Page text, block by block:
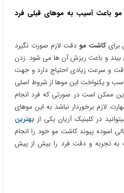
باعث آسیب به موهای قبلی فرد
برایکاشت مو دقت لازم صورت نگیرد
و باعث ریزش آن ها می شود .زدن
و سرعت زیادی احتیاج دارد و جهت
و یکنواخت این موها از شروط اصلی
ممکن است در صورتی که فرد انجام
لازم برخوردار نباشد به این موهای
در کلینیک آریان یکی از بهترین
اسوده پیوند کاشت مو خود را انجام
به تجربه و دقت فرد را بیش از پیش